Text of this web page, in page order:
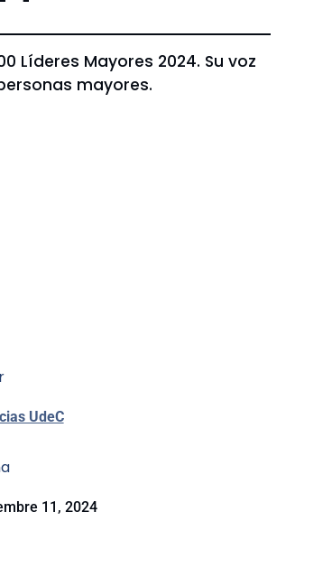
Líderes Mayores 2024. Su voz
mayores.
UdeC
11, 2024